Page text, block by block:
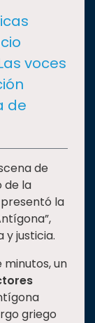
voces
de
de
de la
presentó la
y justicia.
minutos, un
griego